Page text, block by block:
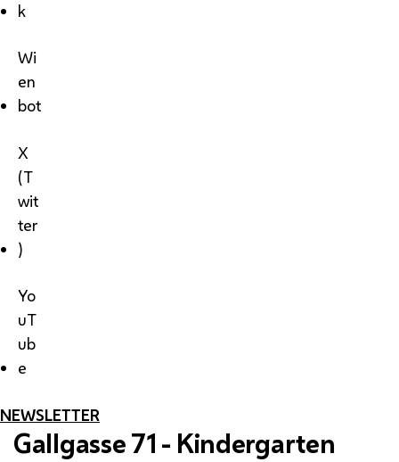
k
Wi
en
bot
X
(T
wit
ter
)
Yo
uT
ub
e
NEWSLETTER
Gallgasse 71 - Kindergarten